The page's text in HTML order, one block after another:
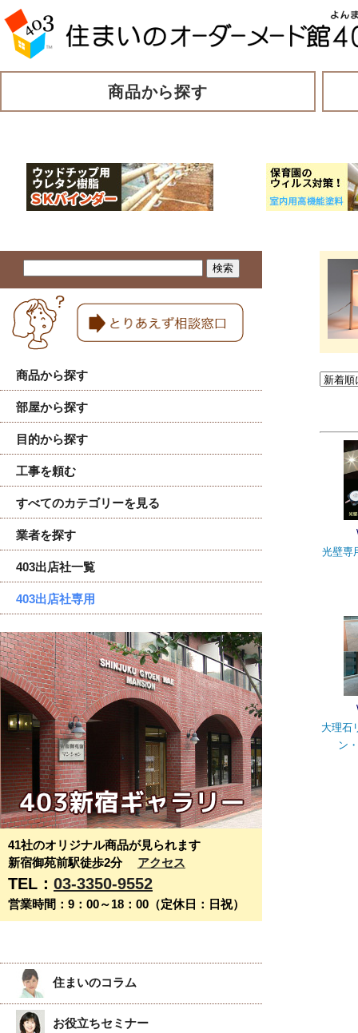
商品から探す
商品から探す
部屋から探す
目的から探す
工事を頼む
すべてのカテゴリーを見る
業者を探す
403出店社一覧
403出店社専用
41社のオリジナル商品が見られます
新宿御苑前駅徒歩2分 アクセス
TEL： 03-3350-9552
営業時間：9：00～18：00（定休日：日祝）
住まいのコラム
お役立ちセミナー
光壁専
大理石
ン